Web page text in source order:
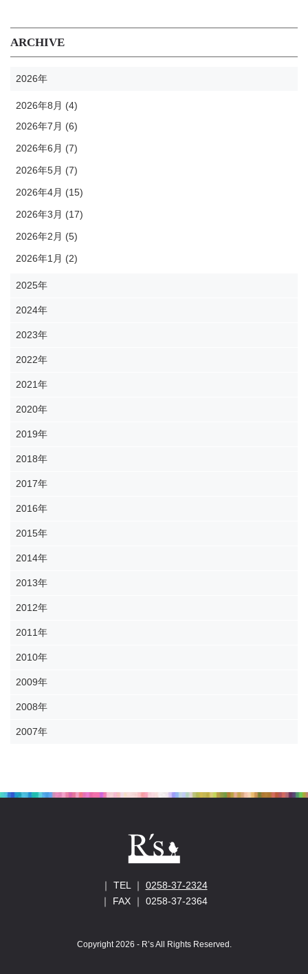
ARCHIVE
2026年
2026年8月 (4)
2026年7月 (6)
2026年6月 (7)
2026年5月 (7)
2026年4月 (15)
2026年3月 (17)
2026年2月 (5)
2026年1月 (2)
2025年
2024年
2023年
2022年
2021年
2020年
2019年
2018年
2017年
2016年
2015年
2014年
2013年
2012年
2011年
2010年
2009年
2008年
2007年
｜ TEL ｜ 0258-37-2324
｜ FAX ｜ 0258-37-2364
Copyright 2026 - R’s All Rights Reserved.